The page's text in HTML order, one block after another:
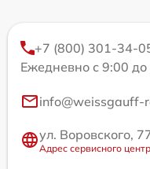
+7 (800) 301-34-
Ежедневно с 9:00
info@weissgauff-
ул. Воровского,
Адрес сервисного